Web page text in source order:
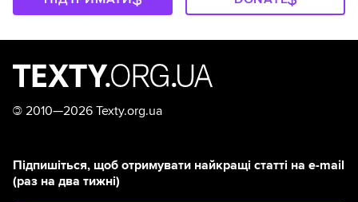
© 2010—2026 Texty.org.ua
Підпишіться, щоб отримувати найкращі статті на e-mail
(раз на два тижні)